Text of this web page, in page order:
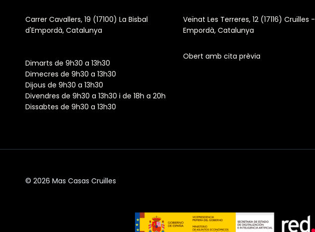
Carrer Cavallers, 19 (17100) La Bisbal
d'Empordà, Catalunya
Dimarts de 9h30 a 13h30
Dimecres de 9h30 a 13h30
Dijous de 9h30 a 13h30
Divendres de 9h30 a 13h30 i de 18h a 20h
Dissabtes de 9h30 a 13h30
Veïnat Les Terreres, 12 (17116) Cruïlles -
Empordà, Catalunya
Obert amb cita prèvia
© 2026 Mas Casas Cruïlles